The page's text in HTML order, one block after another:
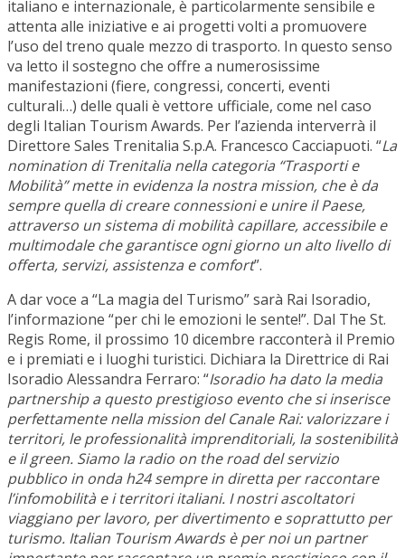
italiano e internazionale, è particolarmente sensibile e
attenta alle iniziative e ai progetti volti a promuovere
l’uso del treno quale mezzo di trasporto. In questo senso
va letto il sostegno che offre a numerosissime
manifestazioni (fiere, congressi, concerti, eventi
culturali…) delle quali è vettore ufficiale, come nel caso
degli Italian Tourism Awards. Per l’azienda interverrà il
Direttore Sales Trenitalia S.p.A. Francesco Cacciapuoti. “La
nomination di Trenitalia nella categoria “Trasporti e
Mobilità” mette in evidenza la nostra mission, che è da
sempre quella di creare connessioni e unire il Paese,
attraverso un sistema di mobilità capillare, accessibile e
multimodale che garantisce ogni giorno un alto livello di
offerta, servizi, assistenza e comfort”.
A dar voce a “La magia del Turismo” sarà Rai Isoradio,
l’informazione “per chi le emozioni le sente!”. Dal The St.
Regis Rome, il prossimo 10 dicembre racconterà il Premio
e i premiati e i luoghi turistici. Dichiara la Direttrice di Rai
Isoradio Alessandra Ferraro: “Isoradio ha dato la media
partnership a questo prestigioso evento che si inserisce
perfettamente nella mission del Canale Rai: valorizzare i
territori, le professionalità imprenditoriali, la sostenibilità
e il green. Siamo la radio on the road del servizio
pubblico in onda h24 sempre in diretta per raccontare
l’infomobilità e i territori italiani. I nostri ascoltatori
viaggiano per lavoro, per divertimento e soprattutto per
turismo. Italian Tourism Awards è per noi un partner